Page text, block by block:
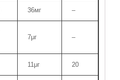
36мг –
7μг –
11μг 20